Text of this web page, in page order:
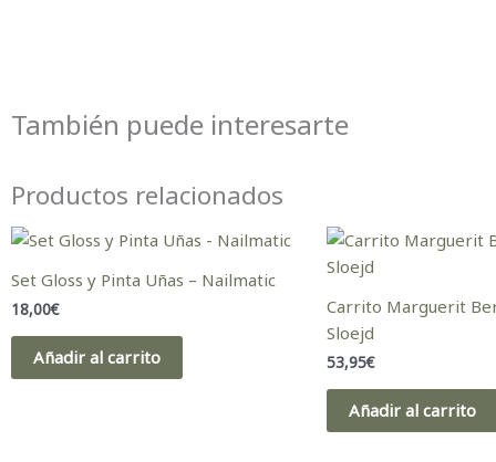
También puede interesarte
Productos relacionados
Set Gloss y Pinta Uñas – Nailmatic
18,00€
Añadir al carrito
Carrito Marguerit
Sloejd
53,95€
Añadir al carrito